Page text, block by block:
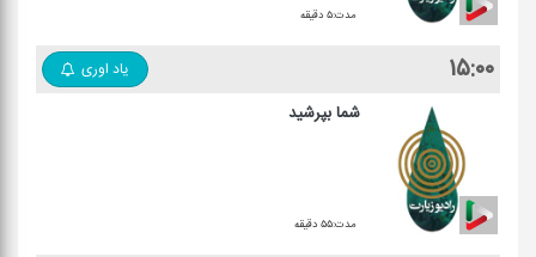
مدت:۵ دقیقه
۱۵:۰۰ یاد اوری
شما بپرشید
مدت:۵۵ دقیقه